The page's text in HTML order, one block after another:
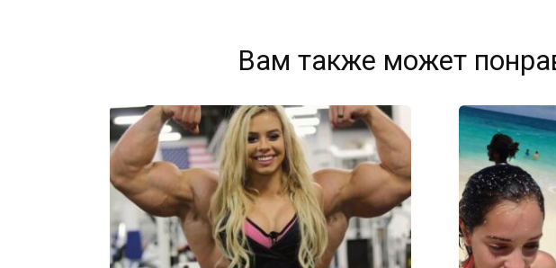
Вам также может